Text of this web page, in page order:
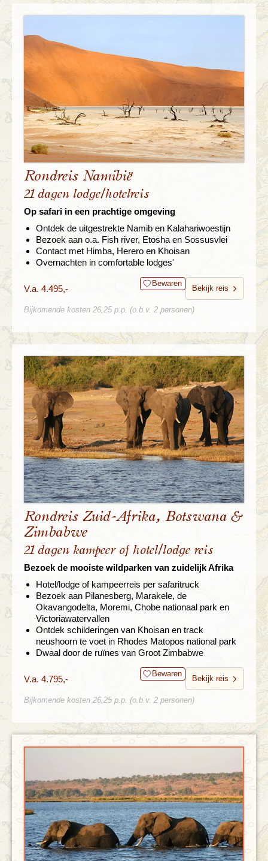
Rondreis Namibië
21 dagen lodge/hotelreis
Op safari in een prachtige omgeving
Ontdek de uitgestrekte Namib en Kalahariwoestijn
Bezoek aan o.a. Fish river, Etosha en Sossusvlei
Contact met Himba, Herero en Khoisan
Overnachten in comfortable lodges'
V.a. 4.495,- Bewaren
Bekijk reis
Bijkomende kosten 26,25 p.p. (o.b.v. 2 personen)
Rondreis Zuid-Afrika, Botswana &
Zimbabwe
21 dagen kampeer of hotel/lodge reis
Bezoek de mooiste wildparken van zuidelijk Afrika
Hotel/lodge of kampeerreis per safaritruck
Bezoek aan Pilanesberg, Marakele, de
Okavangodelta, Moremi, Chobe nationaal park en
Victoriawatervallen
Ontdek schilderingen van Khoisan en track
neushoorn te voet in Rhodes Matopos national park
Dwaal door de ruïnes van Groot Zimbabwe
V.a. 4.795,- Bewaren
Bekijk reis
Bijkomende kosten 26,25 p.p. (o.b.v. 2 personen)